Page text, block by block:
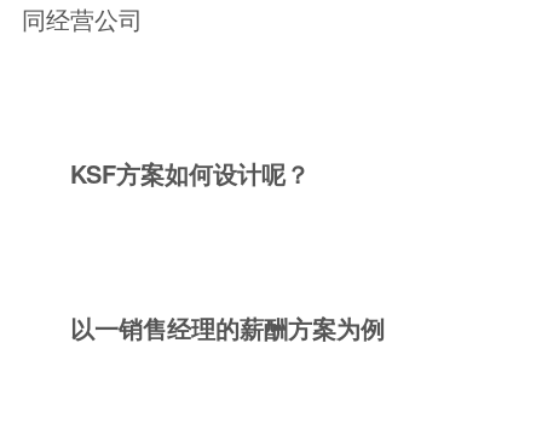
同经营公司
KSF方案如何设计呢？
以一销售经理的薪酬方案为例